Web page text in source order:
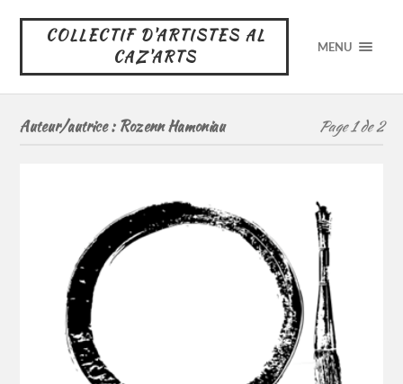
COLLECTIF D'ARTISTES AL
CAZ'ARTS
MENU
Auteur/autrice : Rozenn Hamoniau Page 1 de 2